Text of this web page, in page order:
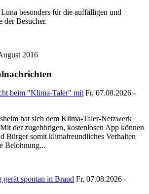
besonders für die auffälligen und
der Besucher.
2016
beim "Klima-Taler" mit Fr, 07.08.2026 -
hat sich dem Klima-Taler-Netzwerk
der zugehörigen, kostenlosen App können
Bürger somit klimafreundliches Verhalten
Belohnung...
gerät spontan in Brand Fr, 07.08.2026 -